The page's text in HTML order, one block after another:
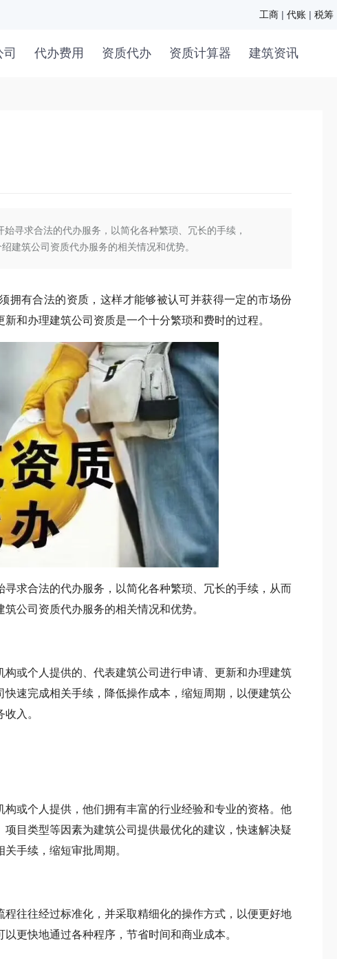
工商 | 代账 | 税筹
代办费用 资质代办 资质计算器 建筑资讯
寻求合法的代办服务，以简化各种繁琐、冗长的手续，
建筑公司资质代办服务的相关情况和优势。
有合法的资质，这样才能够被认可并获得一定的市场份
和办理建筑公司资质是一个十分繁琐和费时的过程。
求合法的代办服务，以简化各种繁琐、冗长的手续，从而
公司资质代办服务的相关情况和优势。
或个人提供的、代表建筑公司进行申请、更新和办理建筑
速完成相关手续，降低操作成本，缩短周期，以便建筑公
入。
或个人提供，他们拥有丰富的行业经验和专业的资格。他
目类型等因素为建筑公司提供最优化的建议，快速解决疑
手续，缩短审批周期。
往往经过标准化，并采取精细化的操作方式，以便更好地
更快地通过各种程序，节省时间和商业成本。